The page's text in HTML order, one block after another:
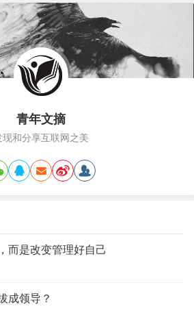
青年文摘
现和分享互联网之美
而是改变管理好自己
成领导？